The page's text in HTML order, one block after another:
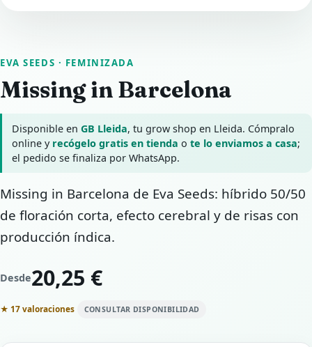
EVA SEEDS · FEMINIZADA
Missing in Barcelona
Disponible enGB Lleida, tu grow shop en Lleida. Cómpralo
online y recógelo gratis en tienda ote lo enviamos a casa;
el pedido se finaliza por WhatsApp.
Missing in Barcelona de Eva Seeds: híbrido 50/50
de floración corta, efecto cerebral y de risas con
producción índica.
Desde20,25 €
★ 17 valoraciones CONSULTAR DISPONIBILIDAD